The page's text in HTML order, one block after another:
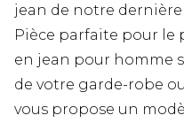
jean de notre
Pièce parfaite pour le
en jean pour homme
de votre garde-robe
vous propose un